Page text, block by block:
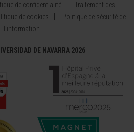
de confidentialité
Traitement des
de cookies
Politique de sécurité de
l’information
DE NAVARRA 2026